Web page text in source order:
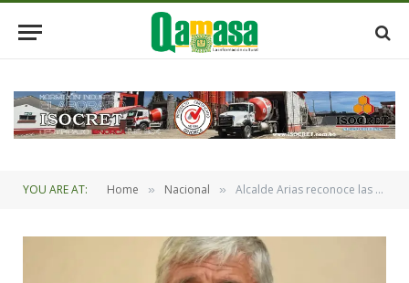
YOU ARE AT: Home » Nacional » Alcalde Arias reconoce las dificultades económicas que se presentaron, pero reafirma la resiliencia del paceño